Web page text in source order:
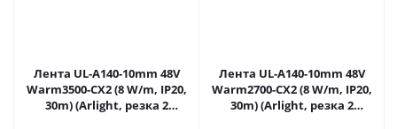
Лента UL-A140-10mm 48V
Warm3500-CX2 (8 W/m, IP20,
30m) (Arlight, резка 2
Лента UL-A140-10mm 48V
Warm2700-CX2 (8 W/m, IP20,
30m) (Arlight, резка 2